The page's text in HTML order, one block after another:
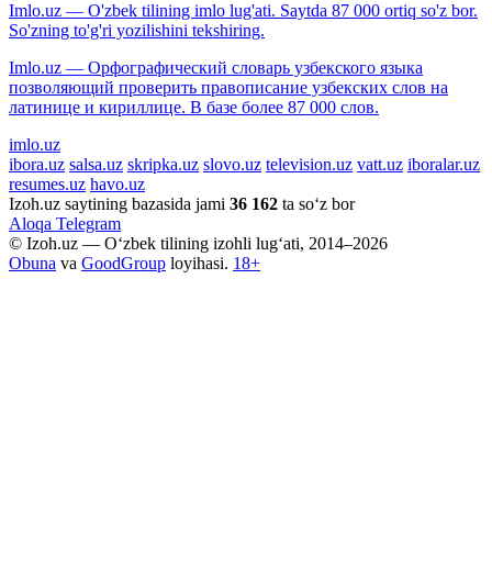
Imlo.uz — O'zbek tilining imlo lug'ati. Saytda 87 000 ortiq so'z bor.
So'zning to'g'ri yozilishini tekshiring.
Imlo.uz — Орфографический словарь узбекского языка
позволяющий проверить правописание узбекских слов на
латинице и кириллице. В базе более 87 000 слов.
imlo.uz
ibora.uz salsa.uz skripka.uz slovo.uz television.uz vatt.uz iboralar.uz
resumes.uz havo.uz
Izoh.uz saytining bazasida jami 36 162 ta so‘z bor
Aloqa Telegram
© Izoh.uz — O‘zbek tilining izohli lug‘ati, 2014–2026
Obuna va GoodGroup loyihasi. 18+